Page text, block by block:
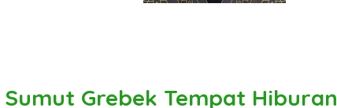
Grebek Tempat Hiburan